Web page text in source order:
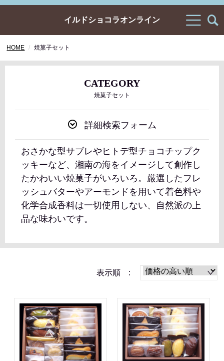
イルドショコラオンライン
HOME 焼菓子セット
CATEGORY
焼菓子セット
詳細検索フォーム
おさかな型サブレやヒトデ型チョコチップク
ッキーなど、湘南の海をイメージして創作し
たかわいい焼菓子がいろいろ。厳選したフレ
ッシュバターやアーモンドを用いて着色料や
化学合成香料は一切使用しない、自然派の上
品な味わいです。
表示順 :